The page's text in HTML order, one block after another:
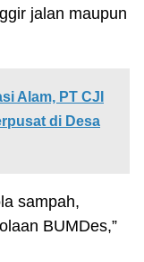
jalan maupun
Alam, PT CJI
di Desa
sampah,
BUMDes,”